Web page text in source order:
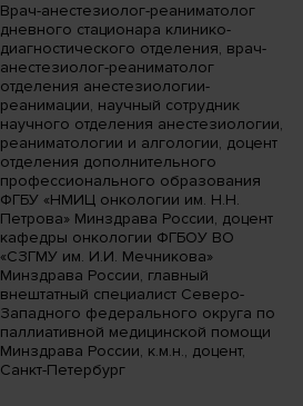
Врач-анестезиолог-реаниматолог
дневного стационара клинико-
диагностического отделения, врач-
анестезиолог-реаниматолог
отделения анестезиологии-
реанимации, научный сотрудник
научного отделения анестезиологии,
реаниматологии и алгологии, доцент
отделения дополнительного
профессионального образования
ФГБУ «НМИЦ онкологии им. Н.Н.
Петрова» Минздрава России, доцент
кафедры онкологии ФГБОУ ВО
«СЗГМУ им. И.И. Мечникова»
Минздрава России, главный
внештатный специалист Северо-
Западного федерального округа по
паллиативной медицинской помощи
Минздрава России, к.м.н., доцент,
Санкт-Петербург